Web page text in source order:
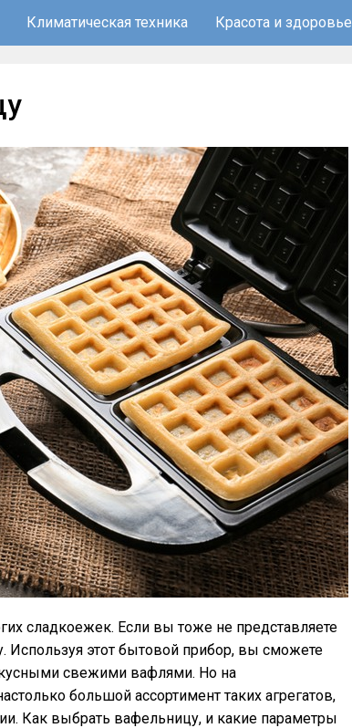
Климатическая техника Красота и здоровье
сладкоежек. Если вы тоже не представляете
Используя этот бытовой прибор, вы сможете
свежими вафлями. Но на
большой ассортимент таких агрегатов,
Как выбрать вафельницу, и какие параметры